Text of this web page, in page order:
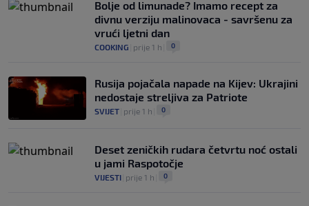
Bolje od limunade? Imamo recept za
divnu verziju malinovaca - savršenu za
vrući ljetni dan
COOKING prije 1 h 0
Rusija pojačala napade na Kijev: Ukrajini
nedostaje streljiva za Patriote
SVIJET prije 1 h 0
Deset zeničkih rudara četvrtu noć ostali
u jami Raspotočje
VIJESTI prije 1 h 0